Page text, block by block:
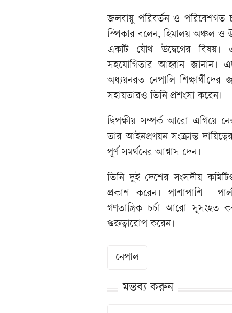
জলবায়ু পরিবর্তন ও পরিবেশগত
স্পিকার বলেন, হিমালয় অঞ্চল
একটি যৌথ উদ্বেগের
সহযোগিতার আহ্বান জানান।
অধ্যয়নরত নেপালি শিক্ষার্থীদের
সহায়তারও তিনি প্রশংসা করেন।
দ্বিপক্ষীয় সম্পর্ক আরো এগিয়ে
তার আইনপ্রণয়ন-সংক্রান্ত
পূর্ণ সমর্থনের আশ্বাস দেন।
তিনি দুই দেশের সংসদীয়
প্রকাশ করেন। পাশাপাশি
গণতান্ত্রিক চর্চা আরো সুসংহত
গুরুত্বারোপ করেন।
নেপাল
মন্তব্য করুন